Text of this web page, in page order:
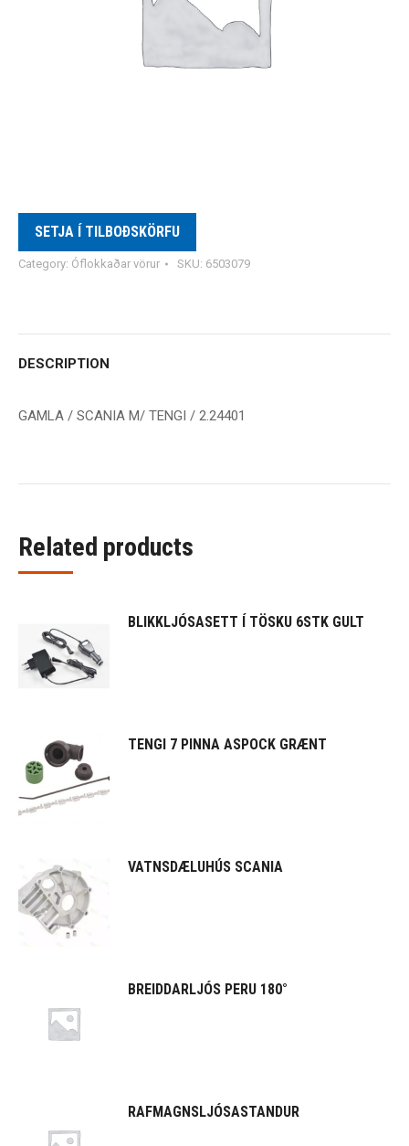
SETJA Í TILBOÐSKÖRFU
Category: Óflokkaðar vörur SKU: 6503079
DESCRIPTION
GAMLA / SCANIA M/ TENGI / 2.24401
Related products
BLIKKLJÓSASETT Í TÖSKU 6STK GULT
TENGI 7 PINNA ASPOCK GRÆNT
VATNSDÆLUHÚS SCANIA
BREIDDARLJÓS PERU 180°
RAFMAGNSLJÓSASTANDUR